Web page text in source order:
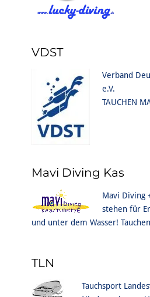
VDST
Verband
e.V.
TAUCHEN
Mavi Diving Kas
Mavi Diving
stehen für
und unter dem Wasser!
TLN
Tauchsport